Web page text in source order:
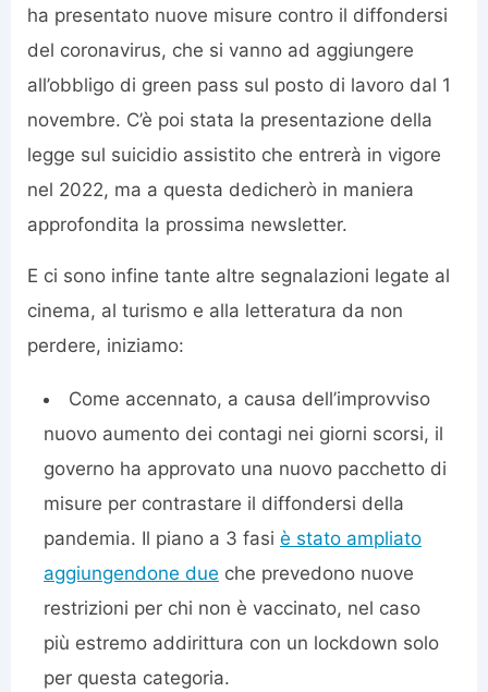
ha presentato nuove misure contro il diffondersi
del coronavirus, che si vanno ad aggiungere
all’obbligo di green pass sul posto di lavoro dal 1
novembre. C’è poi stata la presentazione della
legge sul suicidio assistito che entrerà in vigore
nel 2022, ma a questa dedicherò in maniera
approfondita la prossima newsletter.
E ci sono infine tante altre segnalazioni legate al
cinema, al turismo e alla letteratura da non
perdere, iniziamo:
Come accennato, a causa dell’improvviso
nuovo aumento dei contagi nei giorni scorsi, il
governo ha approvato una nuovo pacchetto di
misure per contrastare il diffondersi della
pandemia. Il piano a 3 fasi è stato ampliato
aggiungendone due che prevedono nuove
restrizioni per chi non è vaccinato, nel caso
più estremo addirittura con un lockdown solo
per questa categoria.